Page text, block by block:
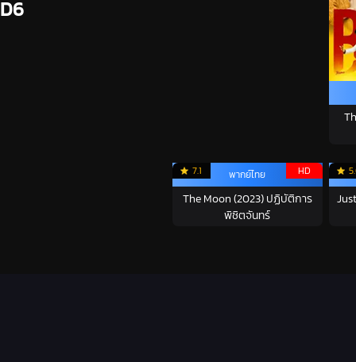
D6
7.1 HD
พากย์ไทย
The Moon (2023) ปฏิบัติการ
พิชิตจันทร์